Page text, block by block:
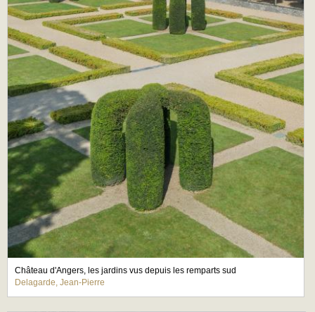
Château d'Angers, les jardins vus depuis les remparts sud
Delagarde, Jean-Pierre